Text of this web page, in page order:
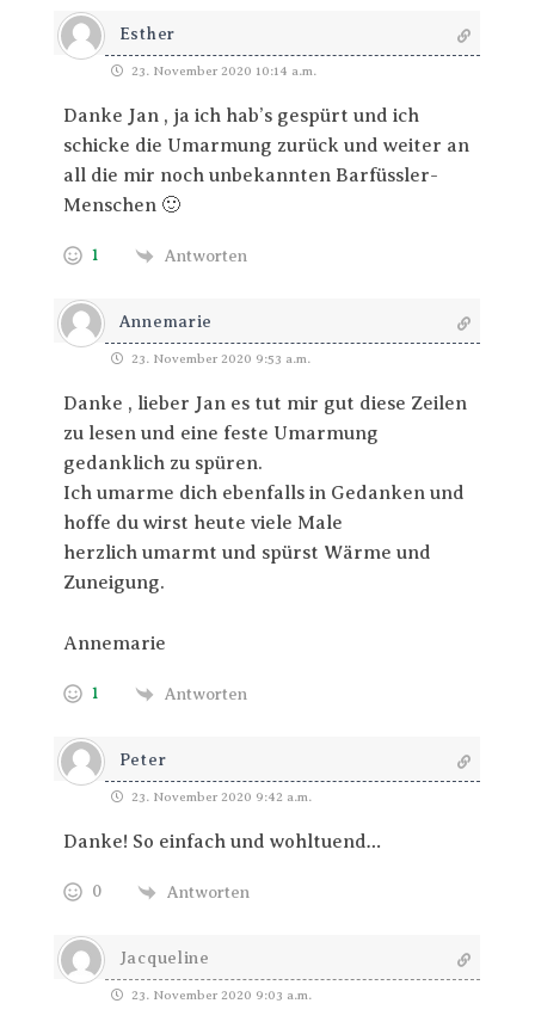
Esther
23. November 2020 10:14 a.m.
Danke Jan , ja ich hab’s gespürt und ich
schicke die Umarmung zurück und weiter an
all die mir noch unbekannten Barfüssler-
Menschen 🙂
1 Antworten
Annemarie
23. November 2020 9:53 a.m.
Danke , lieber Jan es tut mir gut diese Zeilen
zu lesen und eine feste Umarmung
gedanklich zu spüren.
Ich umarme dich ebenfalls in Gedanken und
hoffe du wirst heute viele Male
herzlich umarmt und spürst Wärme und
Zuneigung.
Annemarie
1 Antworten
Peter
23. November 2020 9:42 a.m.
Danke! So einfach und wohltuend…
0 Antworten
Jacqueline
23. November 2020 9:03 a.m.